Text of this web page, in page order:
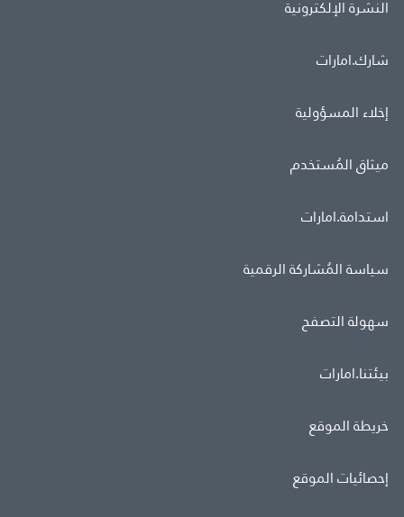
النشرة الإلكترونية
شارك.امارات
إخلاء المسؤولية
ميثاق المُستخدم
استدامة.امارات
سياسة المُشاركة الرقمية
سهولة التصفح
بيئتنا.امارات
خريطة الموقع
إحصائيات الموقع